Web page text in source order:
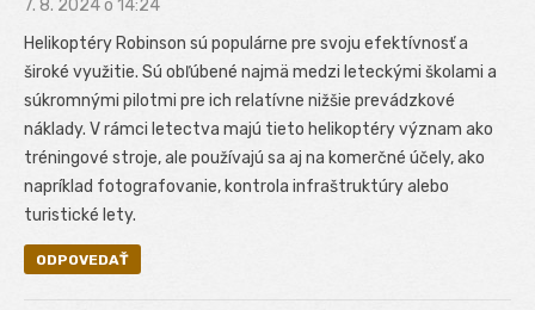
7. 8. 2024 o 14:24
Helikoptéry Robinson sú populárne pre svoju efektívnosť a
široké využitie. Sú obľúbené najmä medzi leteckými školami a
súkromnými pilotmi pre ich relatívne nižšie prevádzkové
náklady. V rámci letectva majú tieto helikoptéry význam ako
tréningové stroje, ale používajú sa aj na komerčné účely, ako
napríklad fotografovanie, kontrola infraštruktúry alebo
turistické lety.
ODPOVEDAŤ